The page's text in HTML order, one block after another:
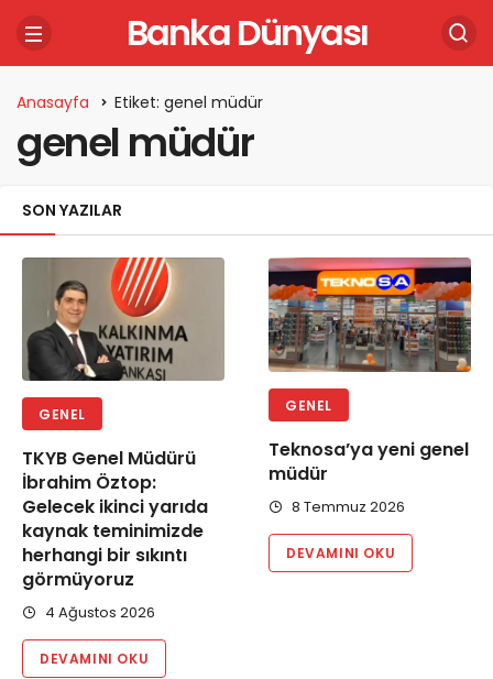
Banka Dünyası
Anasayfa Etiket: genel müdür
genel müdür
SON YAZILAR
GENEL
TKYB Genel Müdürü
İbrahim Öztop:
Gelecek ikinci yarıda
kaynak teminimizde
herhangi bir sıkıntı
görmüyoruz
4 Ağustos 2026
DEVAMINI OKU
GENEL
Teknosa’ya yeni genel
müdür
8 Temmuz 2026
DEVAMINI OKU